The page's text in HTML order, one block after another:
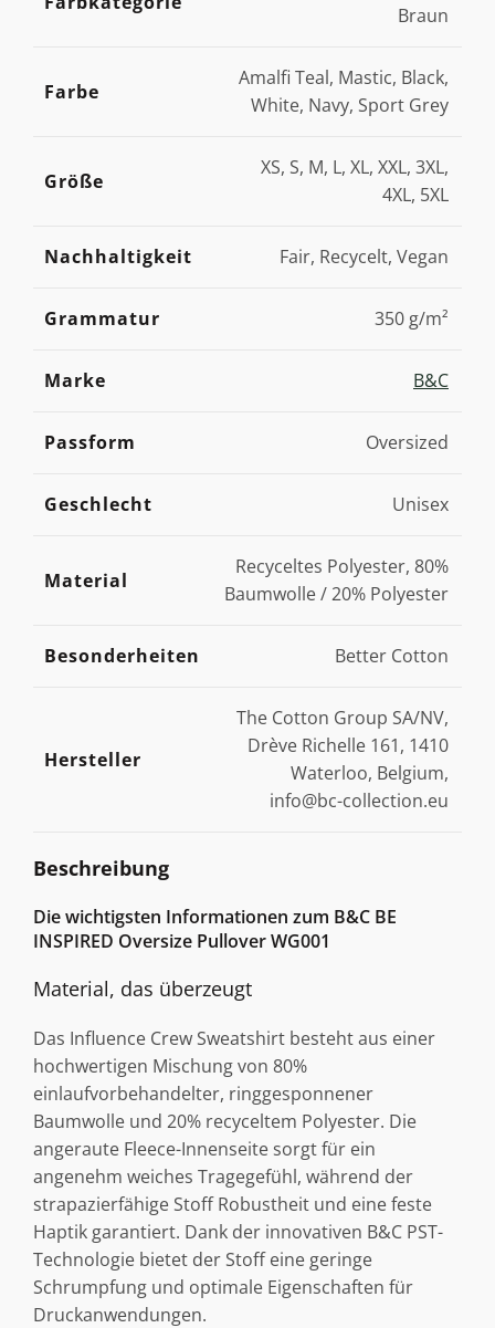
Braun
Farbe
Amalfi Teal, Mastic, Black,
White, Navy, Sport Grey
Größe
XS, S, M, L, XL, XXL, 3XL,
4XL, 5XL
Nachhaltigkeit Fair, Recycelt, Vegan
Grammatur 350 g/m²
Marke B&C
Passform Oversized
Geschlecht Unisex
Material
Recyceltes Polyester, 80%
Baumwolle / 20% Polyester
Besonderheiten Better Cotton
Hersteller
The Cotton Group SA/NV,
Drève Richelle 161, 1410
Waterloo, Belgium,
info@bc-collection.eu
Beschreibung
Die wichtigsten Informationen zum B&C BE
INSPIRED Oversize Pullover WG001
Material, das überzeugt
Das Influence Crew Sweatshirt besteht aus einer
hochwertigen Mischung von 80%
einlaufvorbehandelter, ringgesponnener
Baumwolle und 20% recyceltem Polyester. Die
angeraute Fleece-Innenseite sorgt für ein
angenehm weiches Tragegefühl, während der
strapazierfähige Stoff Robustheit und eine feste
Haptik garantiert. Dank der innovativen B&C PST-
Technologie bietet der Stoff eine geringe
Schrumpfung und optimale Eigenschaften für
Druckanwendungen.